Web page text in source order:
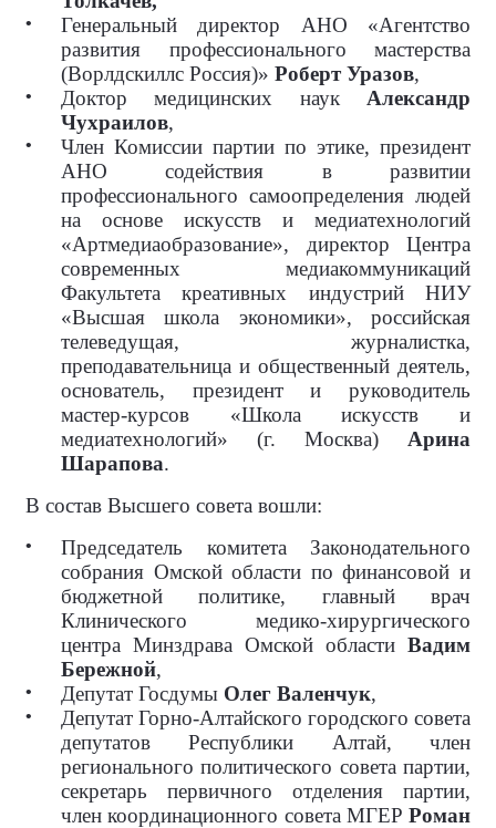
Генеральный директор АНО «Агентство
развития профессионального мастерства
(Ворлдскиллс Россия)» Роберт Уразов,
Доктор медицинских наук Александр
Чухраилов,
Член Комиссии партии по этике, президент
АНО содействия в развитии
профессионального самоопределения людей
на основе искусств и медиатехнологий
«Артмедиаобразование», директор Центра
современных медиакоммуникаций
Факультета креативных индустрий НИУ
«Высшая школа экономики», российская
телеведущая, журналистка,
преподавательница и общественный деятель,
основатель, президент и руководитель
мастер-курсов «Школа искусств и
медиатехнологий» (г. Москва) Арина
Шарапова.
В состав Высшего совета вошли:
Председатель комитета Законодательного
собрания Омской области по финансовой и
бюджетной политике, главный врач
Клинического медико-хирургического
центра Минздрава Омской области Вадим
Бережной,
Депутат Госдумы Олег Валенчук,
Депутат Горно-Алтайского городского совета
депутатов Республики Алтай, член
регионального политического совета партии,
секретарь первичного отделения партии,
член координационного совета МГЕР Роман